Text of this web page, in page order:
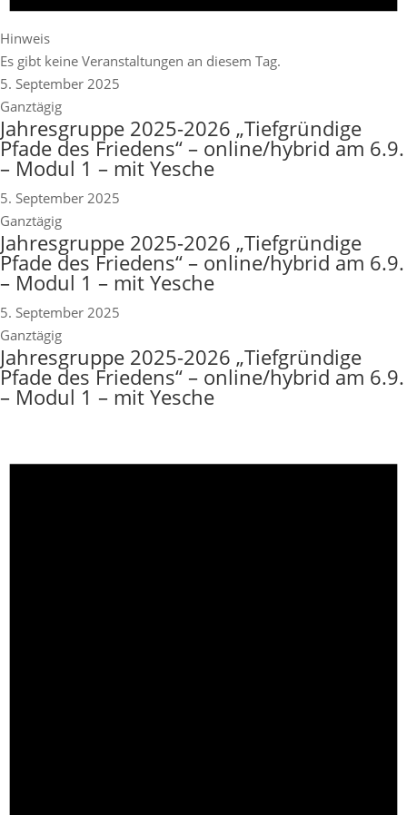
Hinweis
Es gibt keine Veranstaltungen an diesem Tag.
5. September 2025
Ganztägig
Jahresgruppe 2025-2026 „Tiefgründige
Pfade des Friedens“ – online/hybrid am 6.9.
– Modul 1 – mit Yesche
5. September 2025
Ganztägig
Jahresgruppe 2025-2026 „Tiefgründige
Pfade des Friedens“ – online/hybrid am 6.9.
– Modul 1 – mit Yesche
5. September 2025
Ganztägig
Jahresgruppe 2025-2026 „Tiefgründige
Pfade des Friedens“ – online/hybrid am 6.9.
– Modul 1 – mit Yesche